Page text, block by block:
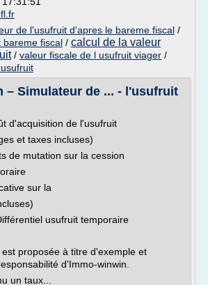
de l'usufruit d'apres le bareme fiscal /
bareme fiscal / calcul de la valeur
/ valeur fiscale de l usufruit viager /
– Simulateur de ... - l'usufruit
d'acquisition de l'usufruit
et taxes incluses)
de mutation sur la cession
sur la
usufruit temporaire
proposée à titre d'exemple et
d'Immo-winwin.
un taux...